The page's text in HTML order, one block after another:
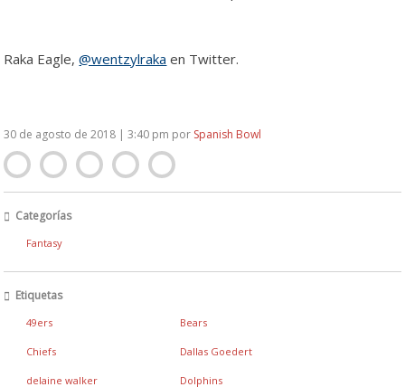
Raka Eagle,@wentzylraka en Twitter.
30 de agosto de 2018 | 3:40 pm por Spanish Bowl
Categorías
Fantasy
Etiquetas
49ers Bears
Chiefs Dallas Goedert
delaine walker Dolphins